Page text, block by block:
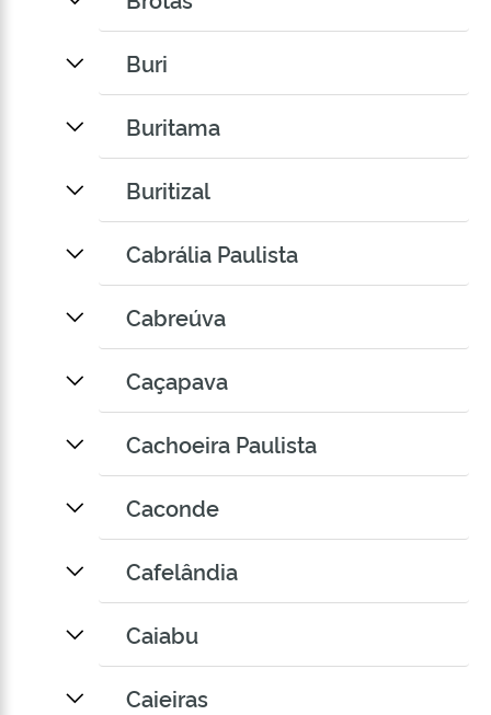
Buri
Buritama
Buritizal
Cabrália Paulista
Cabreúva
Caçapava
Cachoeira Paulista
Caconde
Cafelândia
Caiabu
Caieiras